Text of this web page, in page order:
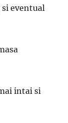
eventual
intai si